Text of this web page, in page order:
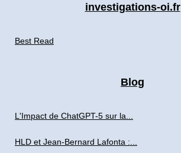
investigations-oi.fr
Best Read
Blog
L'Impact de ChatGPT-5 sur la...
HLD et Jean-Bernard Lafonta :...